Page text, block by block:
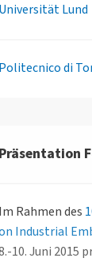
Universität Lund
Politecnico di
Präsentation
Im Rahmen des
Industrial
10. Juni 2015